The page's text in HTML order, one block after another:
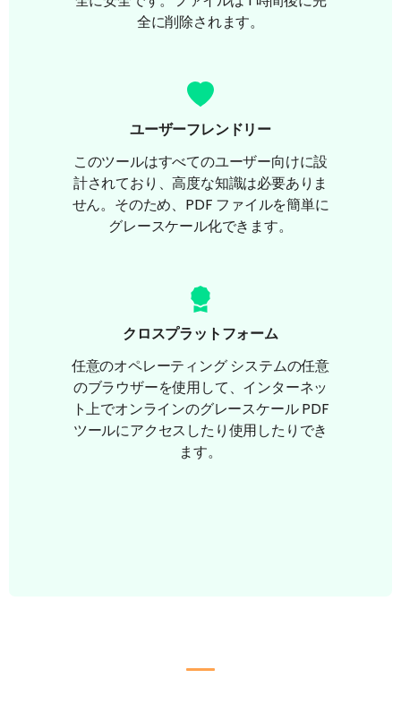
全に削除されます。
ユーザーフレンドリー
このツールはすべてのユーザー向けに設
計されており、高度な知識は必要ありま
せん。そのため、PDF ファイルを簡単に
グレースケール化できます。
クロスプラットフォーム
任意のオペレーティング システムの任意
のブラウザーを使用して、インターネッ
ト上でオンラインのグレースケール PDF
ツールにアクセスしたり使用したりでき
ます。